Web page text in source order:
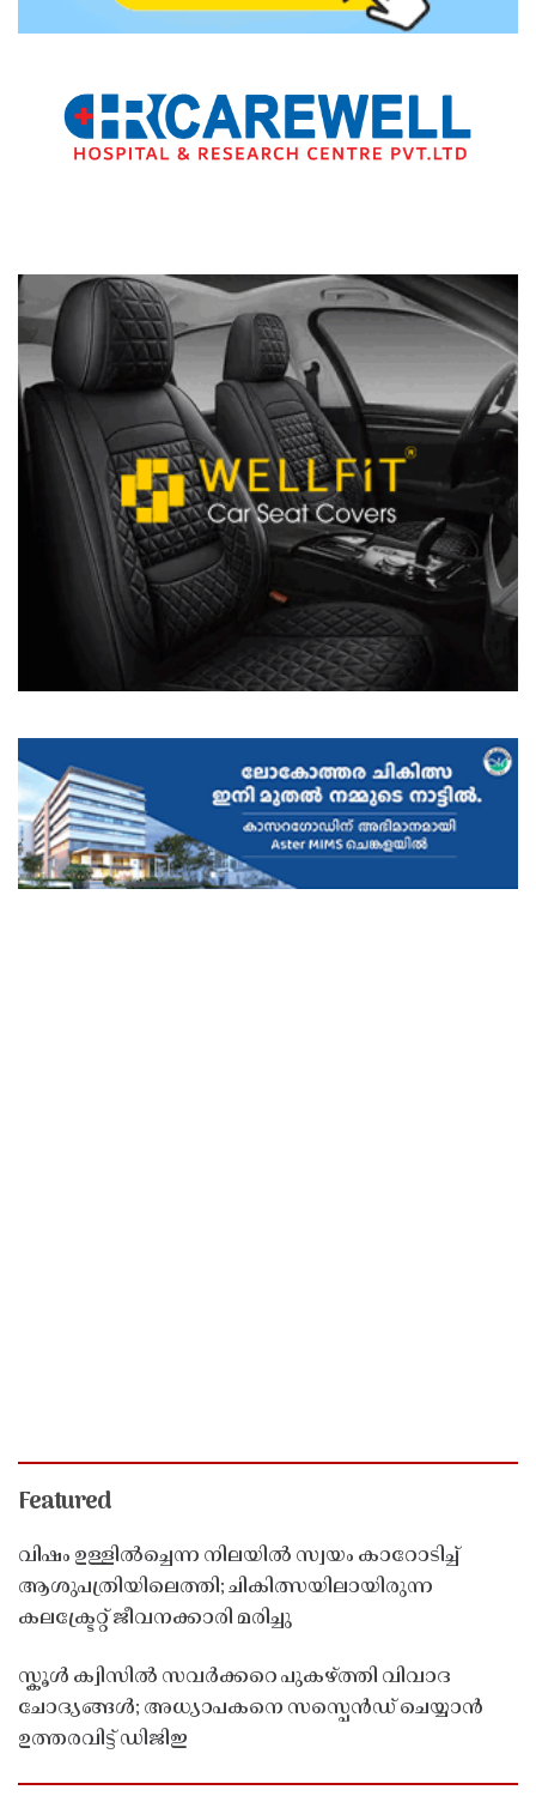
Featured
വിഷം ഉള്ളിൽച്ചെന്ന നിലയിൽ സ്വയം കാറോടിച്ച്
ആശുപത്രിയിലെത്തി; ചികിത്സയിലായിരുന്ന
കലക്ട്രേറ്റ് ജീവനക്കാരി മരിച്ചു
സ്കൂൾ ക്വിസിൽ സവർക്കറെ പുകഴ്ത്തി വിവാദ
ചോദ്യങ്ങൾ; അധ്യാപകനെ സസ്പെൻഡ് ചെയ്യാൻ
ഉത്തരവിട്ട് ഡിജിഇ